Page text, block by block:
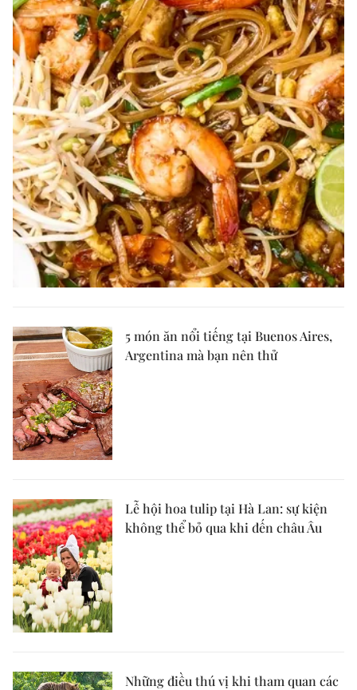
5 món ăn nổi tiếng tại Buenos Aires,
Argentina mà bạn nên thử
Lễ hội hoa tulip tại Hà Lan: sự kiện
không thể bỏ qua khi đến châu Âu
Những điều thú vị khi tham quan các